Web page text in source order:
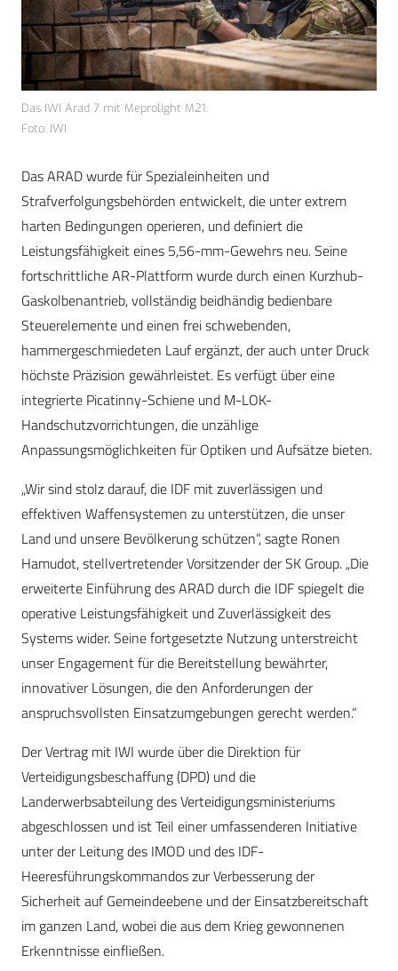
Das IWI Arad 7 mit Meprolight M21.
Foto: IWI
Das ARAD wurde für Spezialeinheiten und
Strafverfolgungsbehörden entwickelt, die unter extrem
harten Bedingungen operieren, und definiert die
Leistungsfähigkeit eines 5,56-mm-Gewehrs neu. Seine
fortschrittliche AR-Plattform wurde durch einen Kurzhub-
Gaskolbenantrieb, vollständig beidhändig bedienbare
Steuerelemente und einen frei schwebenden,
hammergeschmiedeten Lauf ergänzt, der auch unter Druck
höchste Präzision gewährleistet. Es verfügt über eine
integrierte Picatinny-Schiene und M-LOK-
Handschutzvorrichtungen, die unzählige
Anpassungsmöglichkeiten für Optiken und Aufsätze bieten.
„Wir sind stolz darauf, die IDF mit zuverlässigen und
effektiven Waffensystemen zu unterstützen, die unser
Land und unsere Bevölkerung schützen“, sagte Ronen
Hamudot, stellvertretender Vorsitzender der SK Group. „Die
erweiterte Einführung des ARAD durch die IDF spiegelt die
operative Leistungsfähigkeit und Zuverlässigkeit des
Systems wider. Seine fortgesetzte Nutzung unterstreicht
unser Engagement für die Bereitstellung bewährter,
innovativer Lösungen, die den Anforderungen der
anspruchsvollsten Einsatzumgebungen gerecht werden.“
Der Vertrag mit IWI wurde über die Direktion für
Verteidigungsbeschaffung (DPD) und die
Landerwerbsabteilung des Verteidigungsministeriums
abgeschlossen und ist Teil einer umfassenderen Initiative
unter der Leitung des IMOD und des IDF-
Heeresführungskommandos zur Verbesserung der
Sicherheit auf Gemeindeebene und der Einsatzbereitschaft
im ganzen Land, wobei die aus dem Krieg gewonnenen
Erkenntnisse einfließen.